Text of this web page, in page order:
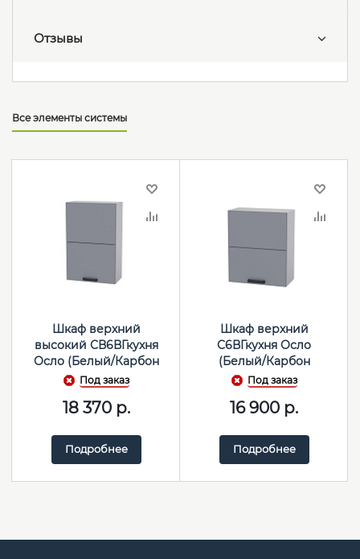
Отзывы
Все элементы системы
Шкаф верхний
высокий СВ6ВГкухня
Осло (Белый/Карбон
сапфир)
Под заказ
18 370р.
Подробнее
Шкаф верхний
С6ВГкухня Осло
(Белый/Карбон
сапфир)
Под заказ
16 900 р.
Подробнее